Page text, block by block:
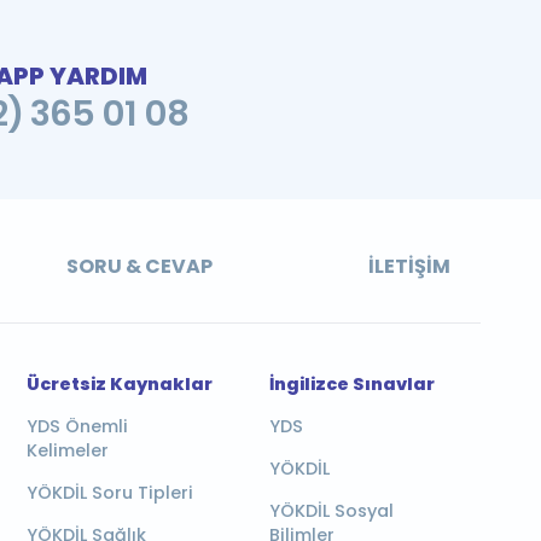
YARDIM
365 01 08
SORU & CEVAP İLETIŞIM
Ücretsiz Kaynaklar
YDS Önemli
Kelimeler
YÖKDİL Soru Tipleri
YÖKDİL Sağlık
İngilizce Sınavlar
YDS
YÖKDİL
YÖKDİL Sosyal
Bilimler